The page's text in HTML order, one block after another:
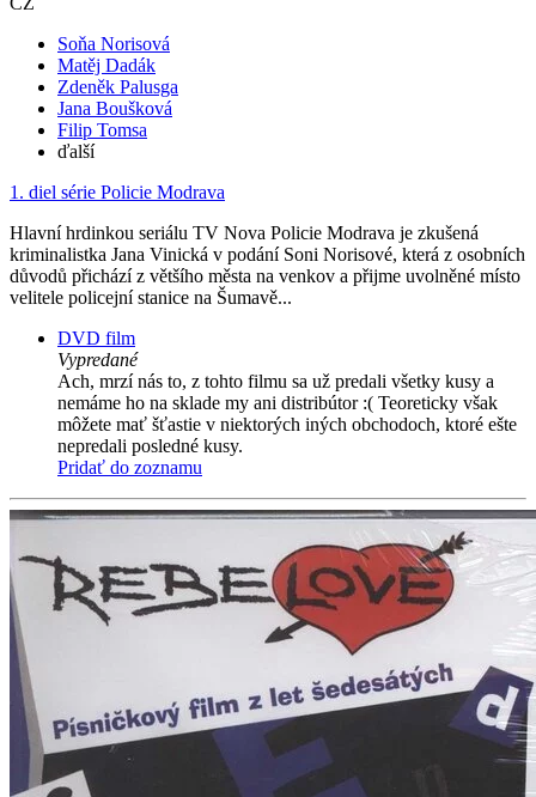
Soňa Norisová
Matěj Dadák
Zdeněk Palusga
Jana Boušková
Filip Tomsa
ďalší
1. diel série Policie Modrava
Hlavní hrdinkou seriálu TV Nova Policie Modrava je zkušená
kriminalistka Jana Vinická v podání Soni Norisové, která z osobních
důvodů přichází z většího města na venkov a přijme uvolněné místo
velitele policejní stanice na Šumavě...
DVD film
Vypredané
Ach, mrzí nás to, z tohto filmu sa už predali všetky kusy a
nemáme ho na sklade my ani distribútor :( Teoreticky však
môžete mať šťastie v niektorých iných obchodoch, ktoré ešte
nepredali posledné kusy.
Pridať do zoznamu